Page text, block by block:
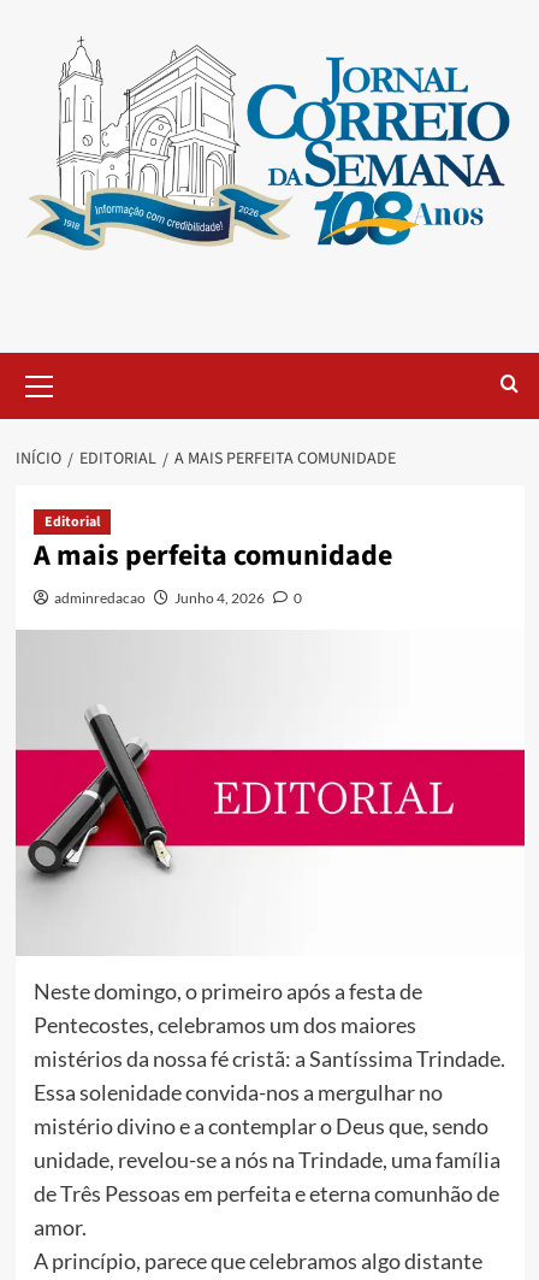
INÍCIO EDITORIAL A MAIS PERFEITA COMUNIDADE
Editorial
A mais perfeita comunidade
adminredacao Junho 4, 2026 0
Neste domingo, o primeiro após a festa de
Pentecostes, celebramos um dos maiores
mistérios da nossa fé cristã: a Santíssima Trindade.
Essa solenidade convida-nos a mergulhar no
mistério divino e a contemplar o Deus que, sendo
unidade, revelou-se a nós na Trindade, uma família
de Três Pessoas em perfeita e eterna comunhão de
amor.
A princípio, parece que celebramos algo distante